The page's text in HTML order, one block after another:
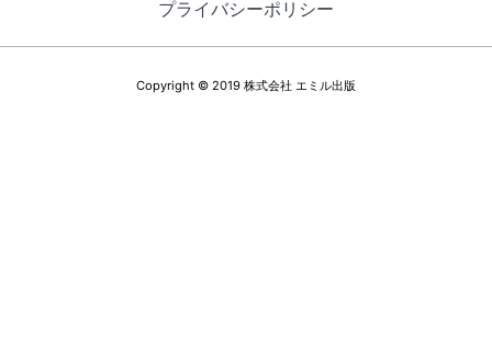
プライバシーポリシー
Copyright © 2019 株式会社 エミル出版